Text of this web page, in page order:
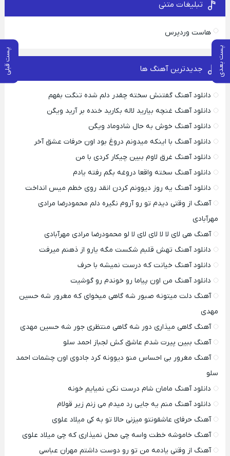
پست بعدی پست قبلی
تبلیغات متنی
هاست وردپرس
جدیدترین آهنگ ها
دانلود آهنگ گفتنش سخته چقدر دلم شده تنگت بفهم
دانلود آهنگ غنچه بیارید لاله بکارید خنده بر آرید ویگن
دانلود آهنگ خوش به حال شادوماد ویگن
دانلود آهنگ با اینکه میدونم دروغ بود اون حرفات عشق آخر
دانلود آهنگ غرق لاوم ببین چیکار کردی با من
دانلود آهنگ سخته واقعا دروغه بگم رفته یادم
دانلود آهنگ یه روز دیوونم کردن انقد روی خطم میس انداخت
آهنگ از وقتی دیدم تو رو آروم نگیره دلم محمودرضا مرادی
مهرآبادی
آهنگ هی لای لا لا لای لای لا لو محمودرضا مرادی مهرآبادی
دانلود آهنگ تهش قلبم شکست مگه یارو از ذهنم میرفت
دانلود آهنگ خیانت که درست نمیشه با حرف
دانلود آهنگ من اون پیاما رو خوندم رو گوشیت
آهنگ دلت میتونه صبور شه گاهی میخوای که مغرور شه حسین
مهدی
آهنگ گاهی میذاری دور شه گاهی منتظری جور شه حسین مهدی
آهنگ ببین پیرت شدم عاشق کش لجباز احمد سلو
آهنگ مغرور بی احساس منو دیوونه کرد جادوی اون چشمات احمد
سلو
دانلود آهنگ مامان شام درست نکن نمیایم خونه
دانلود آهنگ منم یه جایی رد میدم می زنم زیر قولام
آهنگ حرفای عاشقونتو میزنی حالا تو به کی میلاد علوی
آهنگ خاموشه خطت واسه چی محل نمیذاری که چی میلاد علوی
آهنگ از وقتی یادمه من تو رو دوست داشتم مهران عباسی